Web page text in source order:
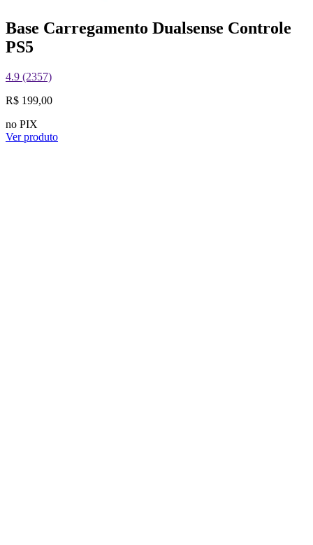
Base Carregamento Dualsense Controle
PS5
4.9 (2357)
R$ 199,00
no PIX
Ver produto